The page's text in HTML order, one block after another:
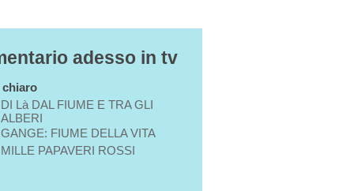
adesso in tv
DI Là DAL FIUME E TRA GLI
ALBERI
GANGE: FIUME DELLA VITA
MILLE PAPAVERI ROSSI